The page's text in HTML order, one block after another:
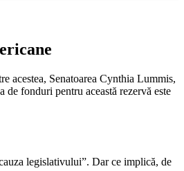
acestea, Senatoarea Cynthia Lummis,
fonduri pentru această rezervă este
legislativului”. Dar ce implică, de